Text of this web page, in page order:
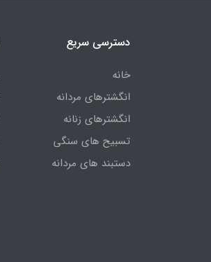
دسترسی سریع
خانه
انگشترهای مردانه
انگشترهای زنانه
تسبیح های سنگی
دستبند های مردانه